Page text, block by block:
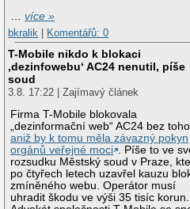
…více »
bkralik
Komentářů: 0
T-Mobile nikdo k blokaci
‚dezinfowebu‘ AC24 nenutil, píše
soud
3.8. 17:22 | Zajímavý článek
Firma T-Mobile blokovala
„dezinformační web“ AC24 bez
aniž by k tomu měla závazný pokyn
orgánů veřejné moci . Píše to ve
rozsudku Městský soud v Praze,
po čtyřech letech uzavřel kauzu
zmíněného webu. Operátor musí
uhradit škodu ve výši 35 tisíc korun.